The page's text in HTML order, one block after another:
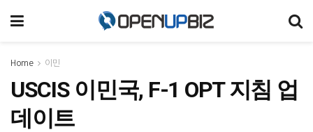
Home 이민
USCIS 이민국, F-1 OPT 지침 업
데이트